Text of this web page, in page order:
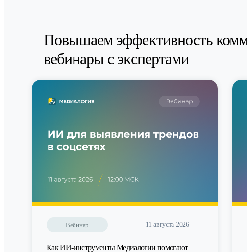
Повышаем эффективность
вебинары с экспертами
Вебинар 11 августа 2026
Как ИИ-инструменты Медиалогии помогают